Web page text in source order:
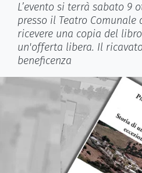
L’evento si terrà sabato 9
presso il Teatro Comunale
ricevere una copia del
un'offerta libera. Il
beneficenza